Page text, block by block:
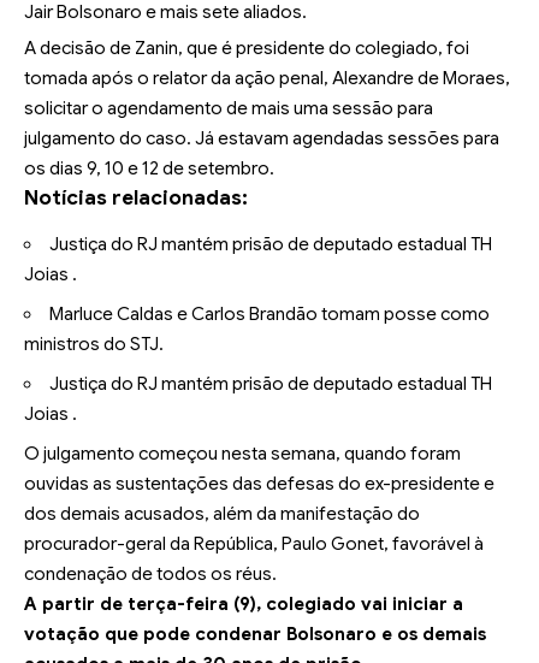
Jair Bolsonaro e mais sete aliados.
A decisão de Zanin, que é presidente do colegiado, foi
tomada após o relator da ação penal, Alexandre de Moraes,
solicitar o agendamento de mais uma sessão para
julgamento do caso. Já estavam agendadas sessões para
os dias 9, 10 e 12 de setembro.
Notícias relacionadas:
Justiça do RJ mantém prisão de deputado estadual TH
Joias .
Marluce Caldas e Carlos Brandão tomam posse como
ministros do STJ.
Justiça do RJ mantém prisão de deputado estadual TH
Joias .
O julgamento começou nesta semana, quando foram
ouvidas as sustentações das defesas do ex-presidente e
dos demais acusados, além da manifestação do
procurador-geral da República, Paulo Gonet, favorável à
condenação de todos os réus.
A partir de terça-feira (9), colegiado vai iniciar a
votação que pode condenar Bolsonaro e os demais